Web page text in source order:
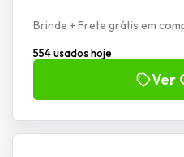
Brinde + Frete grátis em
554 usados hoje
Ver